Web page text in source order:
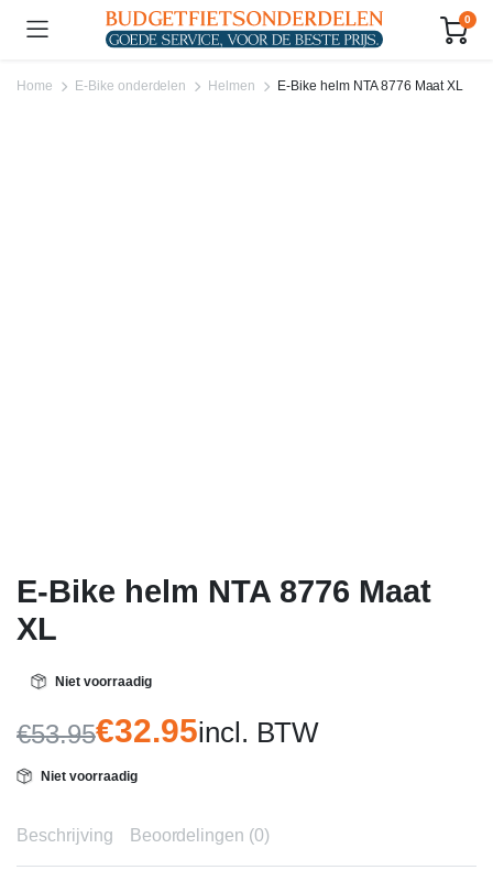
0
Home E-Bike onderdelen Helmen E-Bike helm NTA 8776 Maat XL
E-Bike helm NTA 8776 Maat
XL
Niet voorraadig
€53.95
Oorspronkelijke
was:
€32.95
Huidige
is:
incl. BTW
Niet voorraadig
Beschrijving Beoordelingen (0)